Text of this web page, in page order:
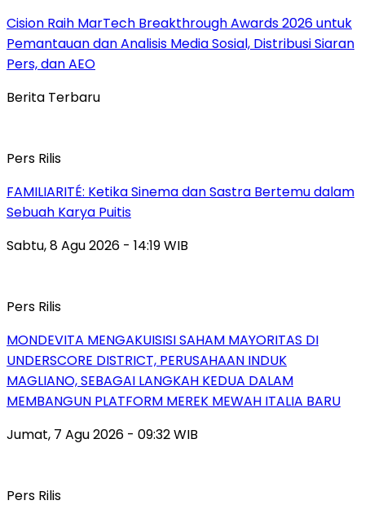
Cision Raih MarTech Breakthrough Awards 2026 untuk
Pemantauan dan Analisis Media Sosial, Distribusi Siaran
Pers, dan AEO
Berita Terbaru
Pers Rilis
FAMILIARITÉ: Ketika Sinema dan Sastra Bertemu dalam
Sebuah Karya Puitis
Sabtu, 8 Agu 2026 - 14:19 WIB
Pers Rilis
MONDEVITA MENGAKUISISI SAHAM MAYORITAS DI
UNDERSCORE DISTRICT, PERUSAHAAN INDUK
MAGLIANO, SEBAGAI LANGKAH KEDUA DALAM
MEMBANGUN PLATFORM MEREK MEWAH ITALIA BARU
Jumat, 7 Agu 2026 - 09:32 WIB
Pers Rilis